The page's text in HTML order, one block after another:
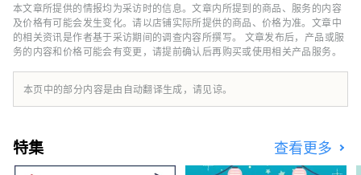
本文章所提供的情报均为采访时的信息。文章内所提到的商品、服务的内容
及价格有可能会发生变化。请以店铺实际所提供的商品、价格为准。文章中
的相关资讯是作者基于采访期间的调查内容所撰写。 文章发布后，产品或服
务的内容和价格可能会有变更，请提前确认后再购买或使用相关产品服务。
本页中的部分内容是由自动翻译生成，请见谅。
特集 查看更多